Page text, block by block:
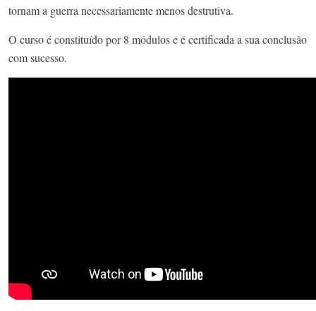
tornam a guerra necessariamente menos destrutiva.
O curso é constituído por 8 módulos e é certificada a sua conclusão
com sucesso.